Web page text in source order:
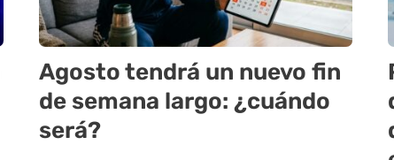
Agosto tendrá un nuevo fin
de semana largo: ¿cuándo
será?